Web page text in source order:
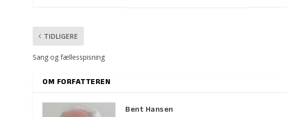
TIDLIGERE
Sang og fællesspisning
OM FORFATTEREN
Bent Hansen